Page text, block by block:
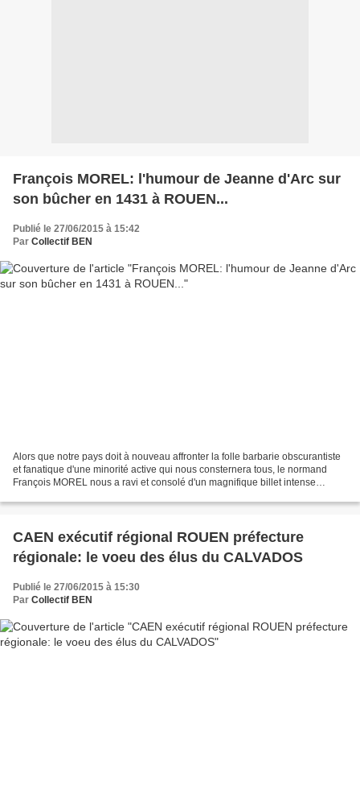
François MOREL: l'humour de Jeanne d'Arc sur
son bûcher en 1431 à ROUEN...
Publié le 27/06/2015 à 15:42
Par Collectif BEN
Alors que notre pays doit à nouveau affronter la folle barbarie obscurantiste
et fanatique d'une minorité active qui nous consternera tous, le normand
François MOREL nous a ravi et consolé d'un magnifique billet intense
CAEN exécutif régional ROUEN préfecture
régionale: le voeu des élus du CALVADOS
Publié le 27/06/2015 à 15:30
Par Collectif BEN